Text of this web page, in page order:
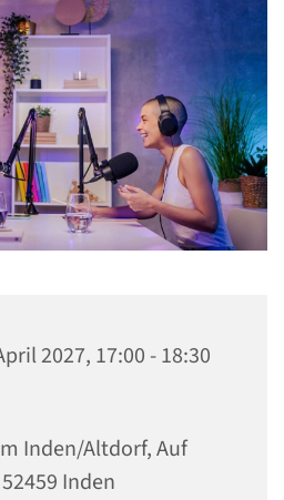
2027, 17:00 - 18:30
Inden/Altdorf, Auf
Inden